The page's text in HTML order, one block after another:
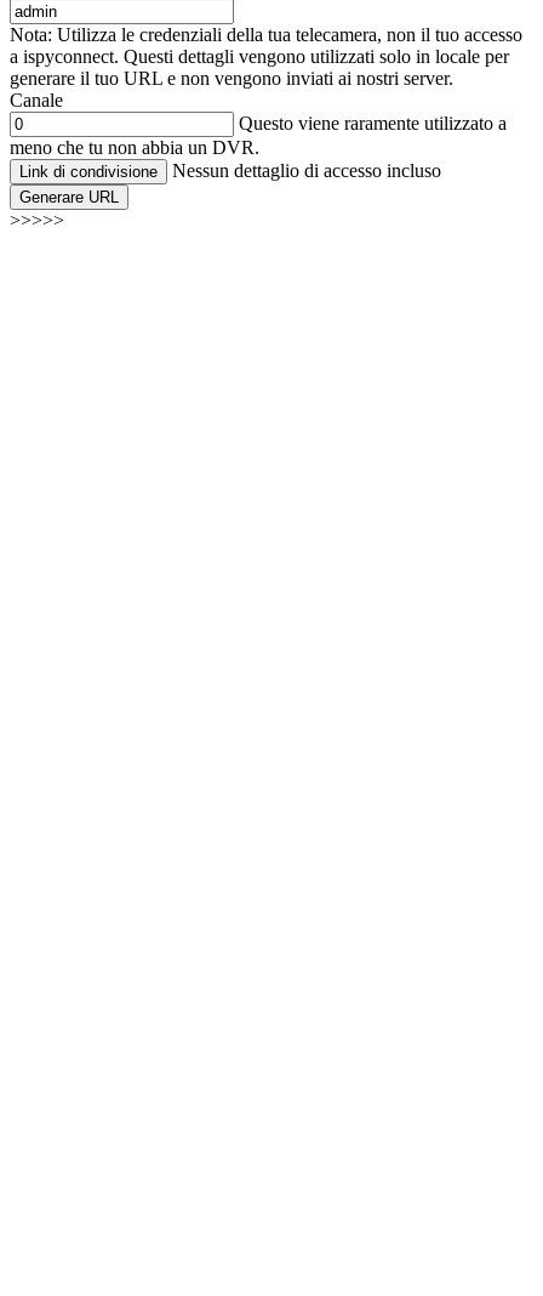
Nota: Utilizza le credenziali della tua telecamera, non il tuo accesso
a ispyconnect. Questi dettagli vengono utilizzati solo in locale per
generare il tuo URL e non vengono inviati ai nostri server.
Canale
Questo viene raramente utilizzato a
meno che tu non abbia un DVR.
Link di condivisione Nessun dettaglio di accesso incluso
Generare URL
>>>>>